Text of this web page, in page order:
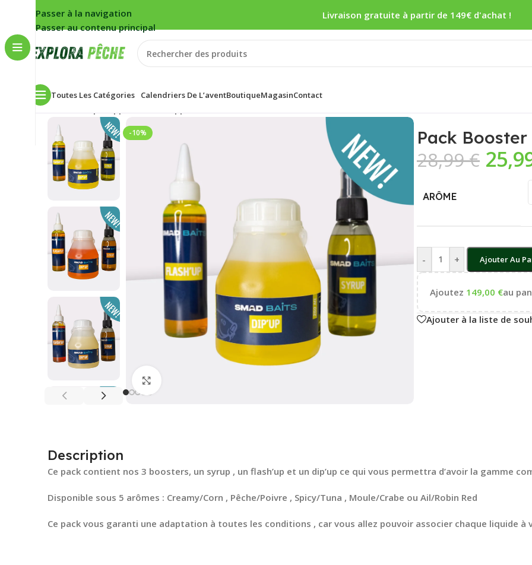
Passer à la navigation
Passer au contenu principal
Livraison gratuite à partir de 149€ d'achat !
Toutes Les Catégories Calendriers De L’aventBoutiqueMagasinContact
Accueil
-10% Pack Booster
28,99€
ARÔME
- + Ajouter Au
Ajoutez 149,00 €au
Ajouter à la liste de
Description
Ce pack contient nos 3 boosters, un syrup , un flash’up et un dip’up ce qui vous permettra d’avoir la gamme
Disponible sous 5 arômes : Creamy/Corn , Pêche/Poivre , Spicy/Tuna , Moule/Crabe ou Ail/Robin Red
Ce pack vous garanti une adaptation à toutes les conditions , car vous allez pouvoir associer chaque liquide